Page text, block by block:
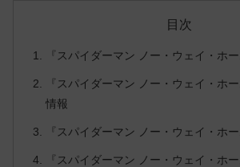
目次
『スパイダーマン ノー・ウェイ・ホ
『スパイダーマン ノー・ウェイ・ホ
情報
『スパイダーマン ノー・ウェイ・ホ
『スパイダーマン ノー・ウェイ・ホ